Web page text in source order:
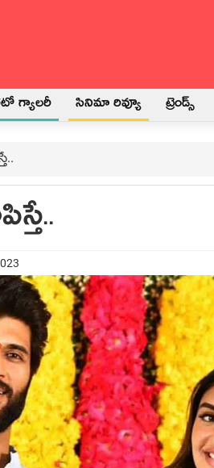
గ్యాలరీ సినిమా రివ్యూ ట్రెండ్స్